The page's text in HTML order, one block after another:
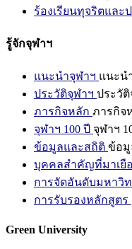
ร้องเรียนทุจริตและ
รู้จักจุฬาฯ
แนะนำจุฬาฯ แนะน
ประวัติจุฬาฯ ประวัติ
ภารกิจหลัก ภารกิจ
จุฬาฯ 100 ปี จุฬาฯ
ข้อมูลและสถิติ ข้อมู
บุคคลสำคัญที่มาเยื
การจัดอันดับมหาวิ
การรับรองหลักสูตร
Green University